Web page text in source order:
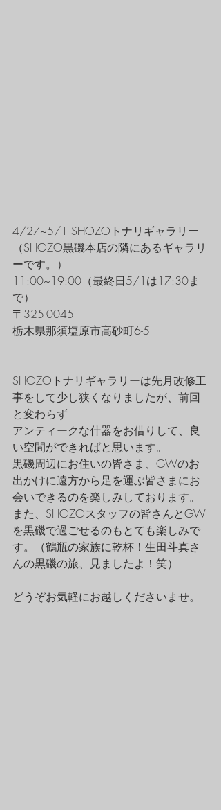
4/27~5/1 SHOZOトナリギャラリー
（SHOZO黒磯本店の隣にあるギャラリ
ーです。）
11:00~19:00（最終日5/1は17:30ま
で）
〒325-0045
栃木県那須塩原市高砂町6-5
SHOZOトナリギャラリーは先月改修工
事をして少し狭くなりましたが、前回
と変わらず
アンティークな什器をお借りして、良
い空間ができればと思います。
黒磯周辺にお住いの皆さま、GWのお
出かけに遠方から足を運ぶ皆さまにお
会いできるのを楽しみしております。
また、SHOZOスタッフの皆さんとGW
を黒磯で過ごせるのもとても楽しみで
す。（鶴瓶の家族に乾杯！生田斗真さ
んの黒磯の旅、見ましたよ！笑）
どうぞお気軽にお越しくださいませ。